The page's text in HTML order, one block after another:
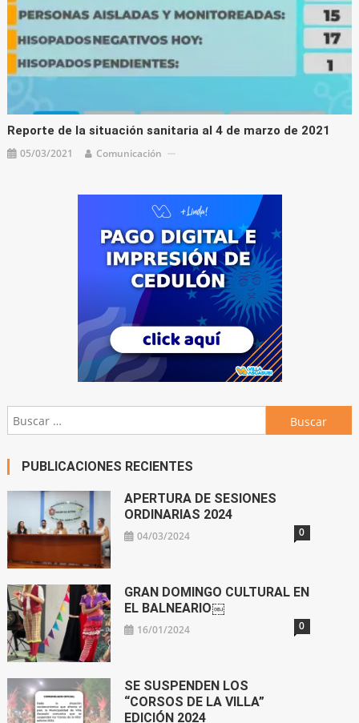
Reporte de la situación sanitaria al 4 de marzo de 2021
05/03/2021 Comunicación
Buscar:
PUBLICACIONES RECIENTES
APERTURA DE SESIONES
ORDINARIAS 2024
04/03/2024 0
GRAN DOMINGO CULTURAL EN
EL BALNEARIO￼
16/01/2024 0
SE SUSPENDEN LOS
“CORSOS DE LA VILLA”
EDICIÓN 2024